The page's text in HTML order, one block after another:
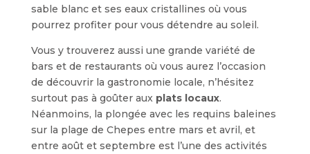
sable blanc et ses eaux cristallines où vous
pourrez profiter pour vous détendre au soleil.
Vous y trouverez aussi une grande variété de
bars et de restaurants où vous aurez l’occasion
de découvrir la gastronomie locale, n’hésitez
surtout pas à goûter aux plats locaux.
Néanmoins, la plongée avec les requins baleines
sur la plage de Chepes entre mars et avril, et
entre août et septembre est l’une des activités